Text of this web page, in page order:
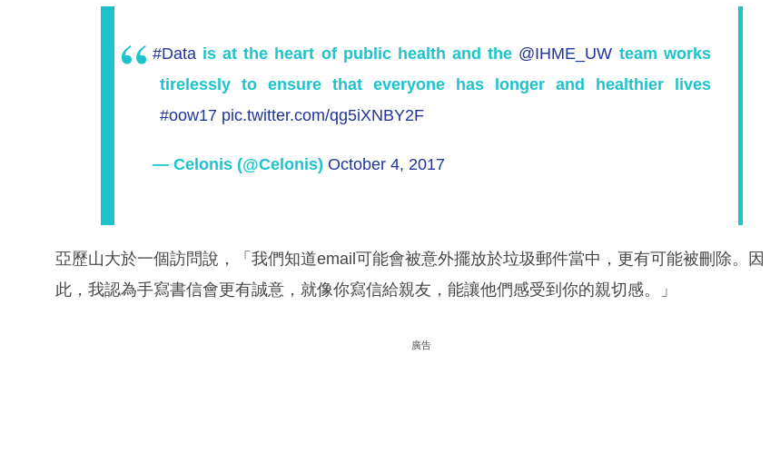
#Datais at the heart of public health and the @IHME_UW team works
tirelessly to ensure that everyone has longer and healthier lives
#oow17 pic.twitter.com/qg5iXNBY2F
— Celonis (@Celonis) October 4, 2017
亞歷山大於一個訪問說，「我們知道email可能會被意外擺放於垃圾郵件當中，更有可能被刪除。因
此，我認為手寫書信會更有誠意，就像你寫信給親友，能讓他們感受到你的親切感。」
廣告